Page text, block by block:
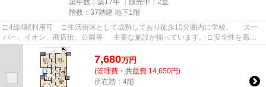
築年数：築17年 ｜販売中： 2室
階数：37階建 地下1階
□ 4線4駅利用可 □ 生活街区として成熟しており徒歩10分圏内に学校、 スー
パー、イオン、商店街、公園等 主要な施設が揃っています。 □ 安全性を高め
る3重セキュリティー 24...
7,680万円
(管理費・共益費 14,650円)
所在階：4階